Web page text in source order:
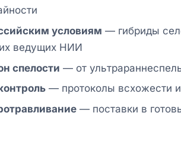
условиям — гибриды
ведущих НИИ
спелости — от
— протоколы всхожести и
— поставки в